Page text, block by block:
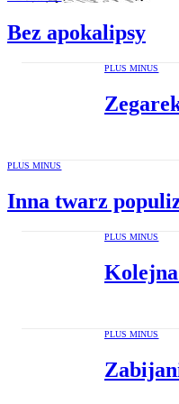
Bez apokalipsy
PLUS MINUS
PLUS MINUS
Inna twarz
PLUS MINUS
PLUS MINUS